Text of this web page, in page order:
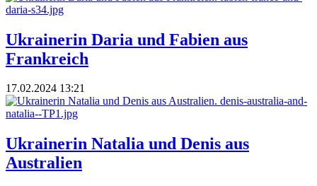
Ukrainerin Daria und Fabien aus
Frankreich
17.02.2024 13:21
Ukrainerin Natalia und Denis aus
Australien